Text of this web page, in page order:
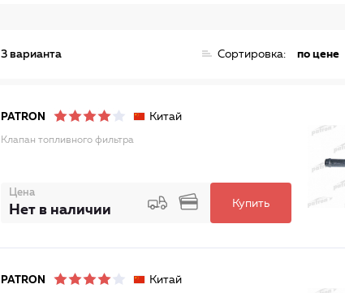
3 варианта Сортировка: по цене
PATRON Китай
Клапан топливного фильтра
Цена
Нет в наличии Купить
PATRON Китай